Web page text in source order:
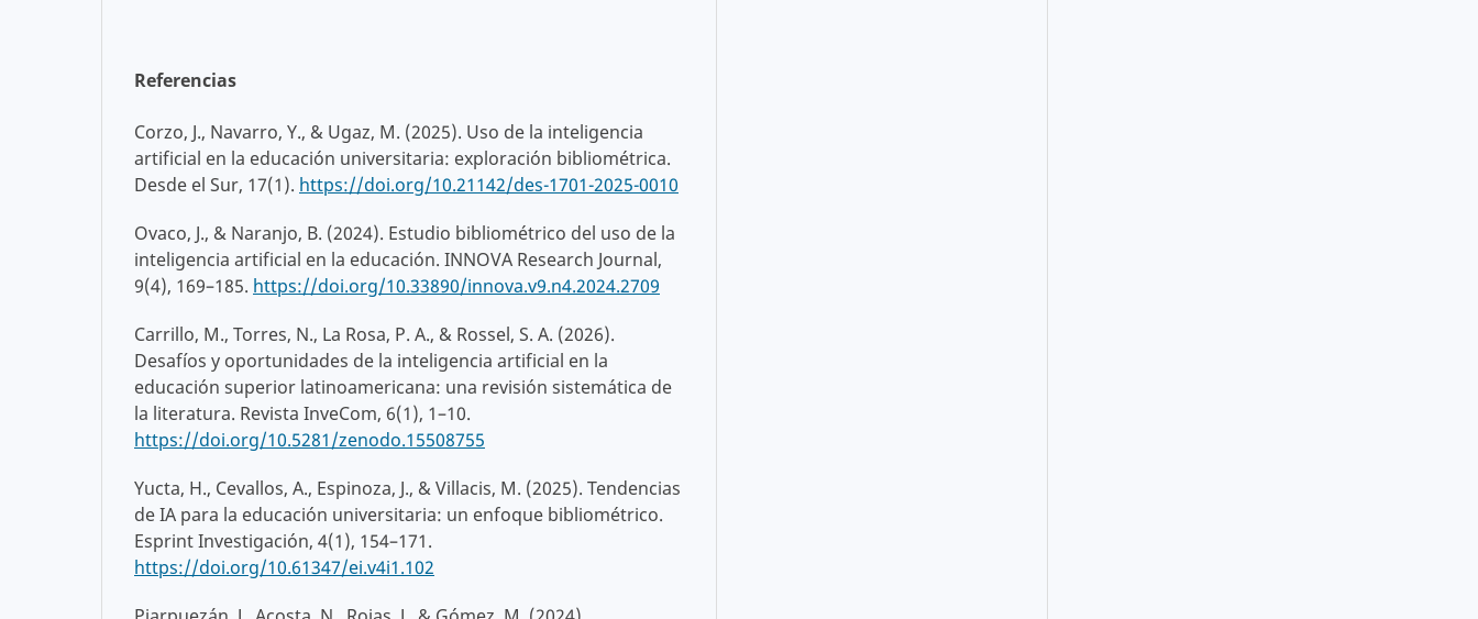
Referencias
Corzo, J., Navarro, Y., & Ugaz, M. (2025). Uso de la inteligencia
artificial en la educación universitaria: exploración bibliométrica.
Desde el Sur, 17(1). https://doi.org/10.21142/des-1701-2025-0010
Ovaco, J., & Naranjo, B. (2024). Estudio bibliométrico del uso de la
inteligencia artificial en la educación. INNOVA Research Journal,
9(4), 169–185. https://doi.org/10.33890/innova.v9.n4.2024.2709
Carrillo, M., Torres, N., La Rosa, P. A., & Rossel, S. A. (2026).
Desafíos y oportunidades de la inteligencia artificial en la
educación superior latinoamericana: una revisión sistemática de
la literatura. Revista InveCom, 6(1), 1–10.
https://doi.org/10.5281/zenodo.15508755
Yucta, H., Cevallos, A., Espinoza, J., & Villacis, M. (2025). Tendencias
de IA para la educación universitaria: un enfoque bibliométrico.
Esprint Investigación, 4(1), 154–171.
https://doi.org/10.61347/ei.v4i1.102